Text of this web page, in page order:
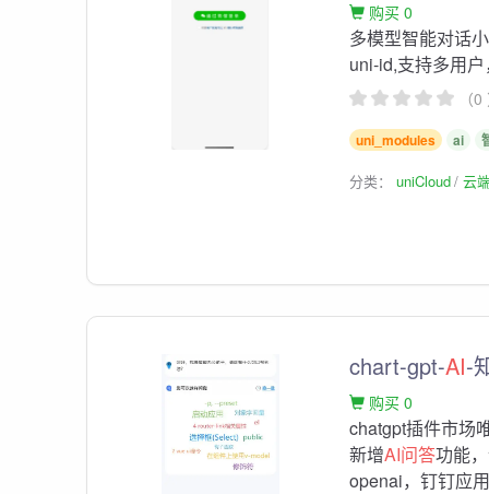
购买 0
多模型智能对话
uni-id,支持多用
（
uni_modules ai
分类：uniCloud 云
chart-gpt-AI-
购买 0
chatgpt插件市场
新增AI问答功能
openai，钉钉应